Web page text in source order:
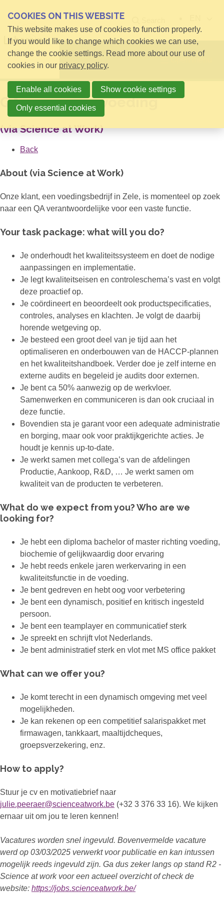
QA supervisor voeding
(via Science at Work)
Back
About (via Science at Work)
Onze klant, een voedingsbedrijf in Zele, is momenteel op zoek
naar een QA verantwoordelijke voor een vaste functie.
Your task package: what will you do?
Je onderhoudt het kwaliteitssysteem en doet de nodige
aanpassingen en implementatie.
Je legt kwaliteitseisen en controleschema’s vast en volgt
deze proactief op.
Je coördineert en beoordeelt ook productspecificaties,
controles, analyses en klachten. Je volgt de daarbij
horende wetgeving op.
Je besteed een groot deel van je tijd aan het
optimaliseren en onderbouwen van de HACCP-plannen
en het kwaliteitshandboek. Verder doe je zelf interne en
externe audits en begeleid je audits door externen.
Je bent ca 50% aanwezig op de werkvloer.
Samenwerken en communiceren is dan ook cruciaal in
deze functie.
Bovendien sta je garant voor een adequate administratie
en borging, maar ook voor praktijkgerichte acties. Je
houdt je kennis up-to-date.
Je werkt samen met collega’s van de afdelingen
Productie, Aankoop, R&D, … Je werkt samen om
kwaliteit van de producten te verbeteren.
What do we expect from you? Who are we
looking for?
Je hebt een diploma bachelor of master richting voeding,
biochemie of gelijkwaardig door ervaring
Je hebt reeds enkele jaren werkervaring in een
kwaliteitsfunctie in de voeding.
Je bent gedreven en hebt oog voor verbetering
Je bent een dynamisch, positief en kritisch ingesteld
persoon.
Je bent een teamplayer en communicatief sterk
Je spreekt en schrijft vlot Nederlands.
Je bent administratief sterk en vlot met MS office pakket
What can we offer you?
Je komt terecht in een dynamisch omgeving met veel
mogelijkheden.
Je kan rekenen op een competitief salarispakket met
firmawagen, tankkaart, maaltijdcheques,
groepsverzekering, enz.
How to apply?
Stuur je cv en motivatiebrief naar
julie.peeraer@scienceatwork.be (+32 3 376 33 16). We kijken
ernaar uit om jou te leren kennen!
Vacatures worden snel ingevuld. Bovenvermelde vacature
werd op 03/03/2025 verwerkt voor publicatie en kan intussen
mogelijk reeds ingevuld zijn. Ga dus zeker langs op stand R2 -
Science at work voor een actueel overzicht of check de
website: https://jobs.scienceatwork.be/
COOKIES ON THIS WEBSITE
This website makes use of cookies to function properly.
If you would like to change which cookies we can use,
change the cookie settings. Read more about our use of
cookies in our privacy policy.
Enable all cookies Show cookie settings
Only essential cookies